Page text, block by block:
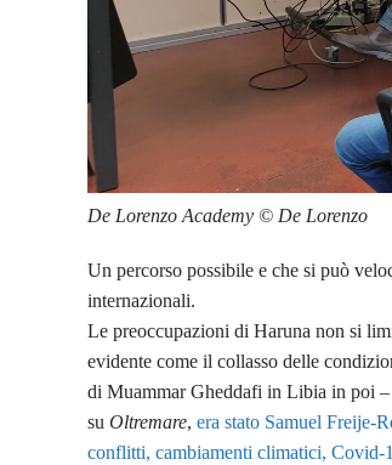
De Lorenzo Academy © De Lorenzo
Un percorso possibile e che si può
internazionali.
Le preoccupazioni di Haruna non si
evidente come il collasso delle
di Muammar Gheddafi in Libia in poi
su Oltremare, era stato Samuel Freije-
conflitti, cambiamenti climatici, Covid-